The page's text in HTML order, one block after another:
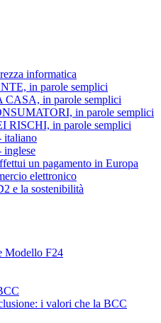
informatica
in parole semplici
in parole semplici
in parole semplici
in parole semplici
italiano
inglese
un pagamento in Europa
elettronico
e la sostenibilità
Modello F24
i valori che la BCC